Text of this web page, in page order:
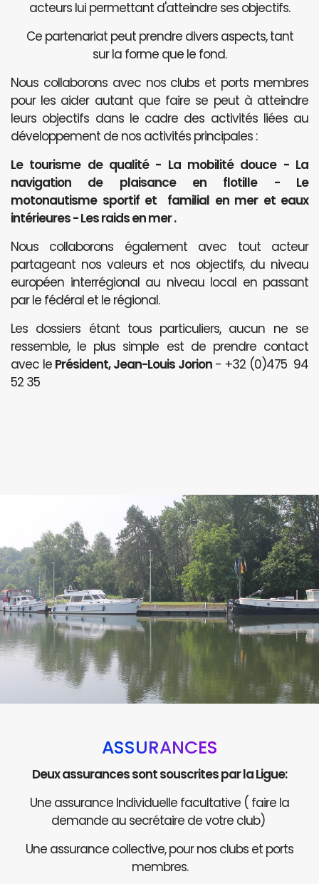
acteurs lui permettant d'atteindre ses objectifs.
Ce partenariat peut prendre divers aspects, tant
sur la forme que le fond.
Nous collaborons avec nos clubs et ports membres
pour les aider autant que faire se peut à atteindre
leurs objectifs dans le cadre des activités liées au
développement de nos activités principales :
Le tourisme de qualité - La mobilité douce - La
navigation de plaisance en flotille - Le
motonautisme sportif et familial en mer et eaux
intérieures - Les raids en mer .
Nous collaborons également avec tout acteur
partageant nos valeurs et nos objectifs, du niveau
européen interrégional au niveau local en passant
par le fédéral et le régional.
Les dossiers étant tous particuliers, aucun ne se
ressemble, le plus simple est de prendre contact
avec le Président, Jean-Louis Jorion- +32 (0)475 94
52 35
ASSURANCES
Deux assurances sont souscrites par la Ligue:
Une assurance Individuelle facultative ( faire la
demande au secrétaire de votre club)
Une assurance collective, pour nos clubs et ports
membres.